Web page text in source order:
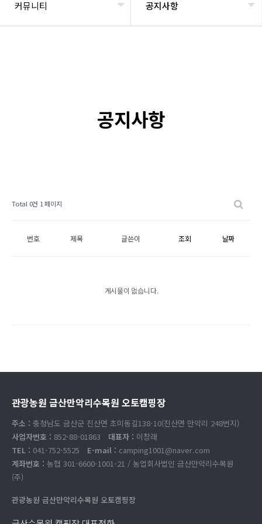
커뮤니티 공지사항
공지사항
Total 0건 1 페이지
번호 제목 글쓴이 조회 날짜
게시물이 없습니다.
관광농원 금산만악리수목원 오토캠핑장
주소 : 충청남도 금산군 진산면 초미동길138-10(진산면 만악리 248번지)
사업자번호 : 852-88-01863 대표자 : 이창래
TEL : 041-752-5525 E-mail : camping1001@naver.com
계좌번호 : 농협 301-6600-1001-21 / 농업회사법인 금산만악리수목원
(주)
관광농원 금산만악리수목원 오토캠핑장